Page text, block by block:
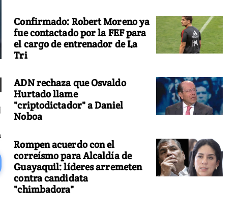
Confirmado: Robert Moreno ya
fue contactado por la FEF para
el cargo de entrenador de La
Tri
ADN rechaza que Osvaldo
Hurtado llame
"criptodictador" a Daniel
Noboa
Rompen acuerdo con el
correísmo para Alcaldía de
Guayaquil: líderes arremeten
contra candidata
"chimbadora"